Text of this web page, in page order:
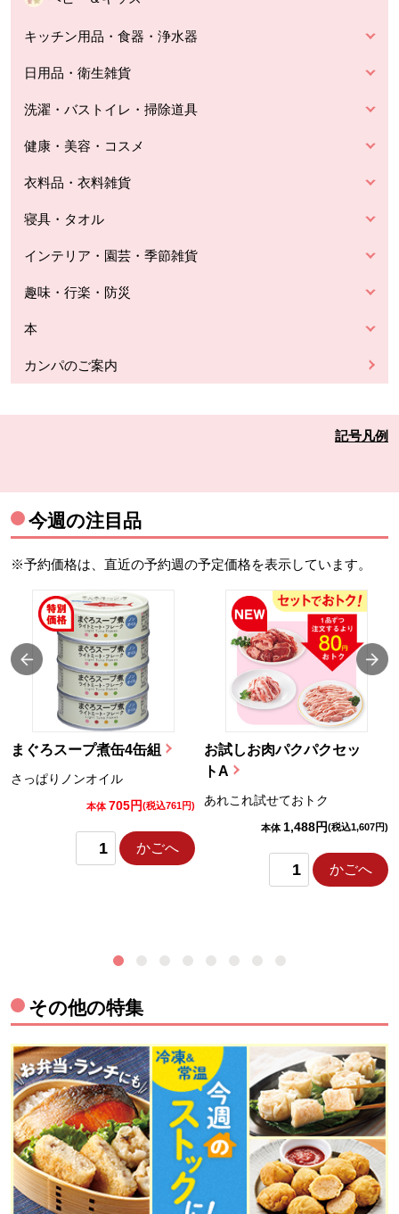
キッチン用品・食器・浄水器
日用品・衛生雑貨
洗濯・バストイレ・掃除道具
健康・美容・コスメ
衣料品・衣料雑貨
寝具・タオル
インテリア・園芸・季節雑貨
趣味・行楽・防災
本
カンパのご案内
記号凡例
今週の注目品
※予約価格は、直近の予約週の予定価格を表示しています。
まぐろスープ煮缶4缶組
さっぱりノンオイル
本体 705円(税込761円)
かごへ
お試しお肉パクパクセッ
トA
あれこれ試せておトク
本体 1,488円(税込1,607円)
かごへ
その他の特集